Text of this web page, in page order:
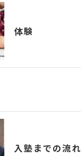
体験
入塾までの流れ